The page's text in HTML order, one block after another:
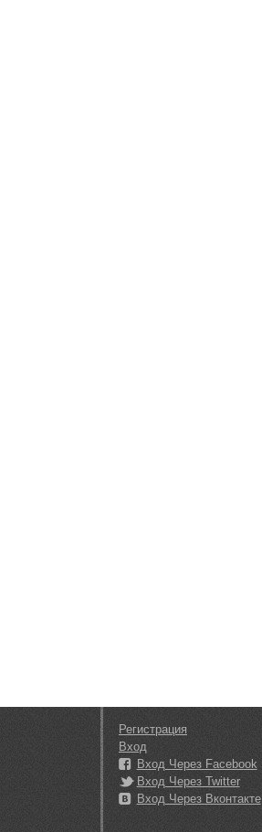
Регистрация
Вход
Вход Через Facebook
Вход Через Twitter
Вход Через Вконтакте